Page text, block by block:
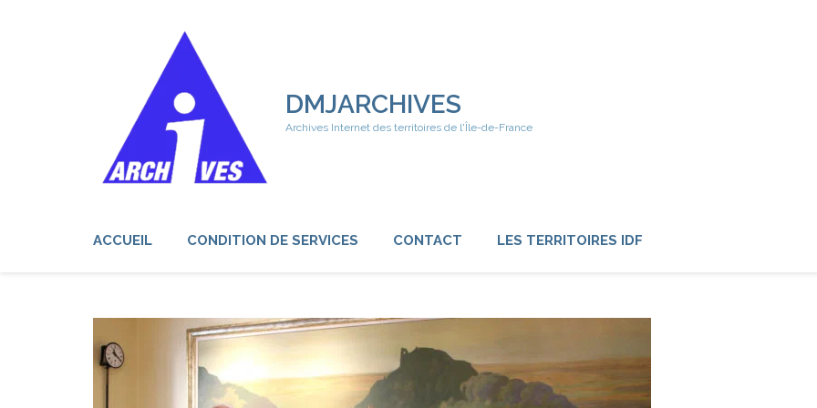
DMJARCHIVES
Archives Internet des territoires de l'Île-de-France
ACCUEIL CONDITION DE SERVICES CONTACT LES TERRITOIRES IDF